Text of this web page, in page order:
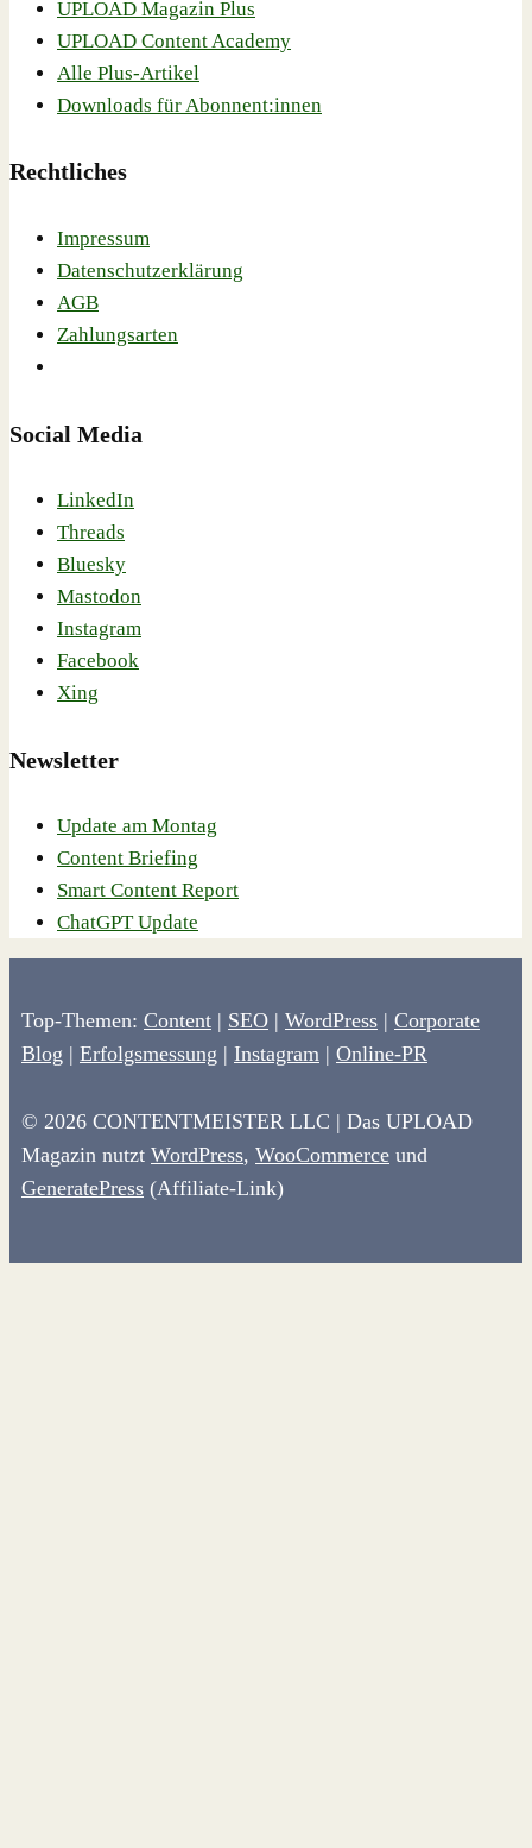
UPLOAD Magazin Plus
UPLOAD Content Academy
Alle Plus-Artikel
Downloads für Abonnent:innen
Rechtliches
Impressum
Datenschutzerklärung
AGB
Zahlungsarten
Social Media
LinkedIn
Threads
Bluesky
Mastodon
Instagram
Facebook
Xing
Newsletter
Update am Montag
Content Briefing
Smart Content Report
ChatGPT Update
Top-Themen: Content | SEO | WordPress | Corporate
Blog | Erfolgsmessung | Instagram | Online-PR
© 2026 CONTENTMEISTER LLC | Das UPLOAD
Magazin nutzt WordPress, WooCommerce und
GeneratePress (Affiliate-Link)